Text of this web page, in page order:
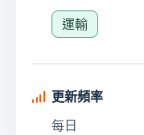
運輸
更新頻率
每日